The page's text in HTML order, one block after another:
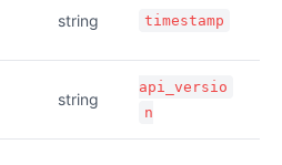
timestamp
string
api_versio
n
string